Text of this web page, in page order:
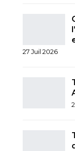
27 Juil 2026